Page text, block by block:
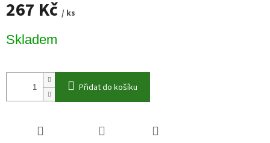
267 Kč / ks
cena:
Skladem
Přidat do košíku